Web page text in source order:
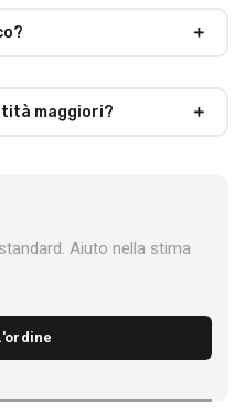
maggiori?
Aiuto nella stima